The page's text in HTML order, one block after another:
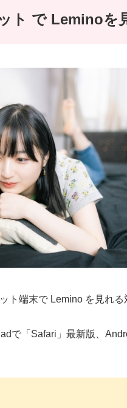
ト で Leminoを
ト端末で Lemino を見れ
で「Safari」最新版、